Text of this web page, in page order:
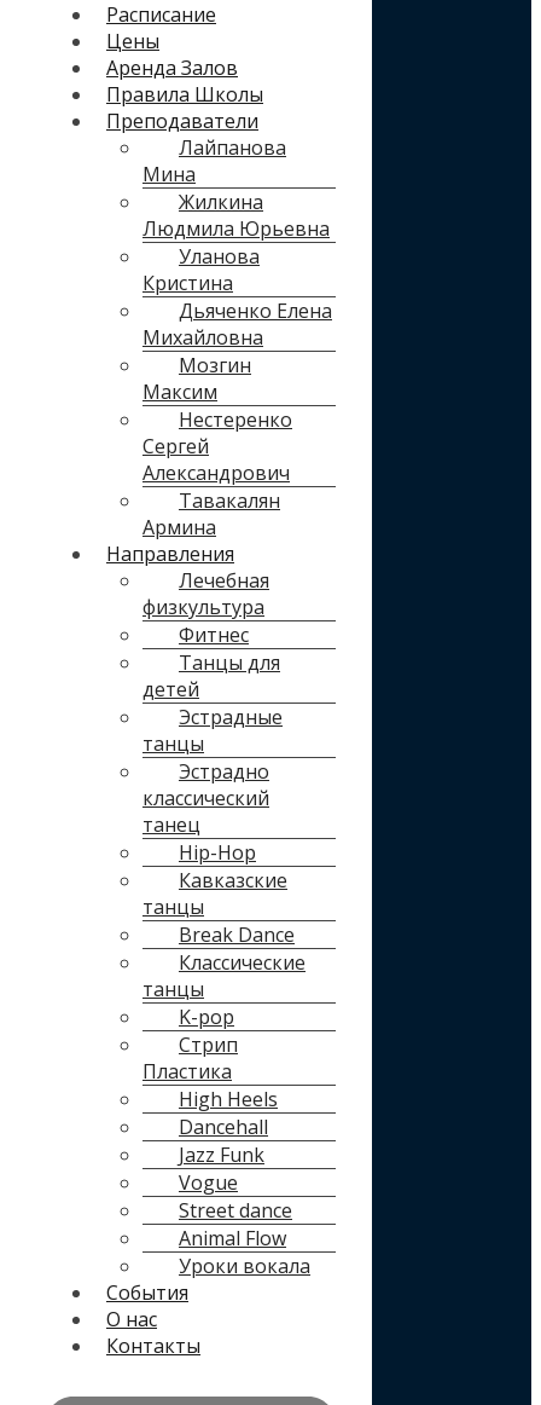
Расписание
Цены
Аренда Залов
Правила Школы
Преподаватели
Лайпанова
Мина
Жилкина
Людмила Юрьевна
Уланова
Кристина
Дьяченко Елена
Михайловна
Мозгин
Максим
Нестеренко
Сергей
Александрович
Тавакалян
Армина
Направления
Лечебная
физкультура
Фитнес
Танцы для
детей
Эстрадные
танцы
Эстрадно
классический
танец
Hip-Hop
Кавказские
танцы
Break Dance
Классические
танцы
K-pop
Стрип
Пластика
High Heels
Dancehall
Jazz Funk
Vogue
Street dance
Animal Flow
Уроки вокала
События
О нас
Контакты